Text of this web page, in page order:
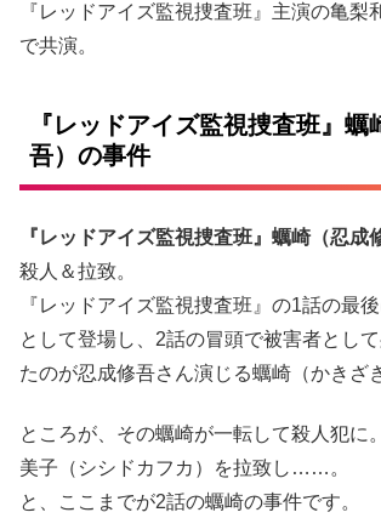
『レッドアイズ監視捜査班』主演の亀梨
で共演。
『レッドアイズ監視捜査班』蠣
吾）の事件
『レッドアイズ監視捜査班』蠣崎（忍成
殺人＆拉致。
『レッドアイズ監視捜査班』の1話の最
として登場し、2話の冒頭で被害者とし
たのが忍成修吾さん演じる蠣崎（かきざ
ところが、その蠣崎が一転して殺人犯に
美子（シシドカフカ）を拉致し……。
と、ここまでが2話の蠣崎の事件です。